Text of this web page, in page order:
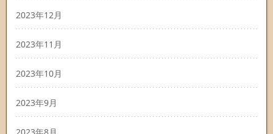
2023年12月
2023年11月
2023年10月
2023年9月